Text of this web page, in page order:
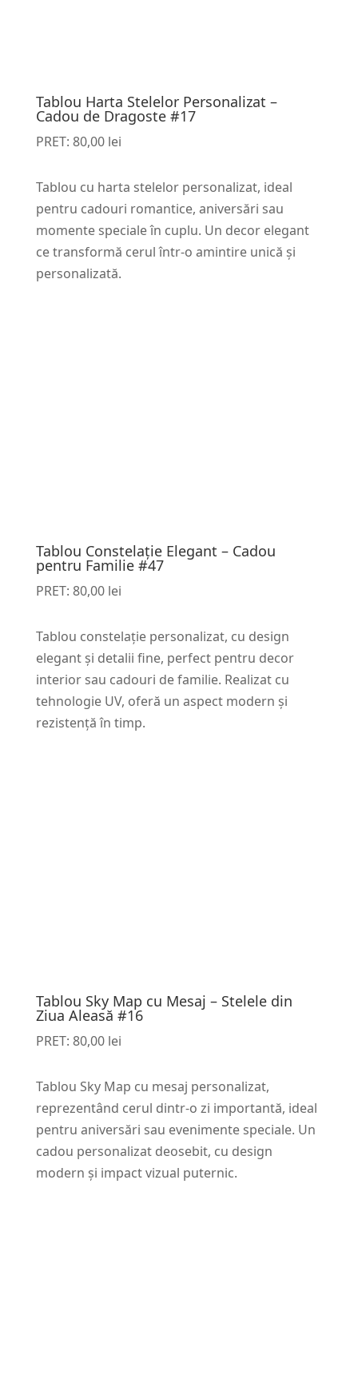
Tablou Harta Stelelor Personalizat –
Cadou de Dragoste #17
PRET: 80,00 lei
Tablou cu harta stelelor personalizat, ideal
pentru cadouri romantice, aniversări sau
momente speciale în cuplu. Un decor elegant
ce transformă cerul într-o amintire unică și
personalizată.
Tablou Constelație Elegant – Cadou
pentru Familie #47
PRET: 80,00 lei
Tablou constelație personalizat, cu design
elegant și detalii fine, perfect pentru decor
interior sau cadouri de familie. Realizat cu
tehnologie UV, oferă un aspect modern și
rezistență în timp.
Tablou Sky Map cu Mesaj – Stelele din
Ziua Aleasă #16
PRET: 80,00 lei
Tablou Sky Map cu mesaj personalizat,
reprezentând cerul dintr-o zi importantă, ideal
pentru aniversări sau evenimente speciale. Un
cadou personalizat deosebit, cu design
modern și impact vizual puternic.